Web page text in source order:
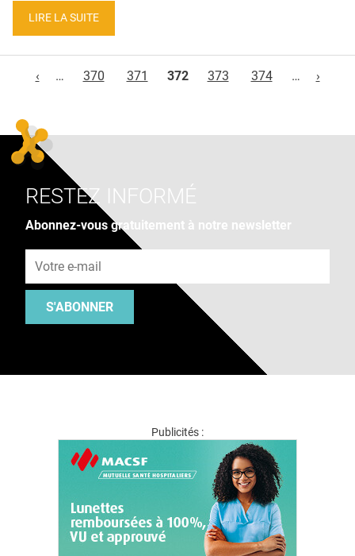
LIRE LA SUITE
‹
… 370 371 372 373 374 … ›
RESTEZ INFORMÉ
Abonnez-vous gratuitement à notre newsletter
S'ABONNER
Publicités :